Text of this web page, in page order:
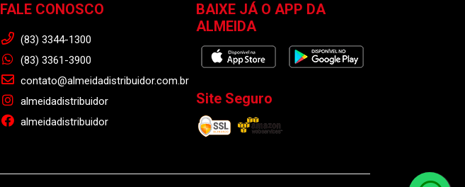
FALE CONOSCO
(83) 3344-1300
(83) 3361-3900
contato@almeidadistribuidor.com.br
almeidadistribuidor
almeidadistribuidor
BAIXE JÁ O APP DA
ALMEIDA
Site Seguro